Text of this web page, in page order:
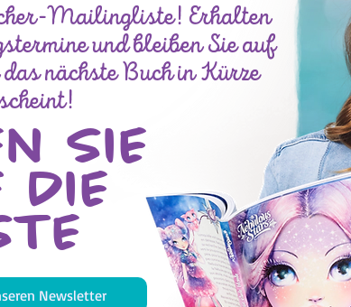
Mailingliste! Erhalten
und bleiben Sie auf
nächste Buch in Kürze
SIE
DIE
Newsletter